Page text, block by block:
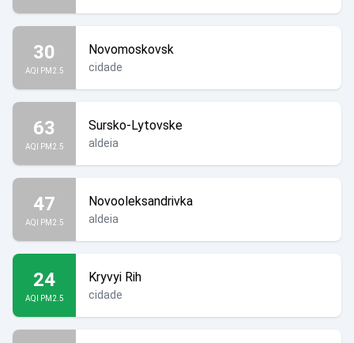
Crimeia é Ucrânia!
30
AQI PM2.5
Novomoskovsk
cidade
63
AQI PM2.5
Sursko-Lytovske
aldeia
47
AQI PM2.5
Novooleksandrivka
aldeia
24
AQI PM2.5
Kryvyi Rih
cidade